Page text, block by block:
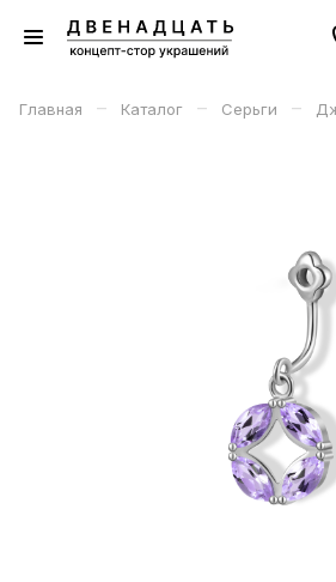
Главная – Каталог – Серьги –